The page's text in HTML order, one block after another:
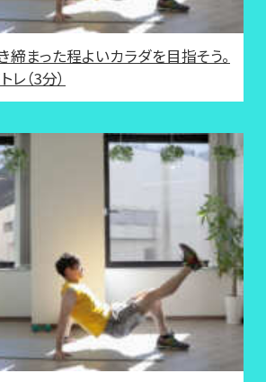
き締まった程よいカラダを目指そう。
（3分）